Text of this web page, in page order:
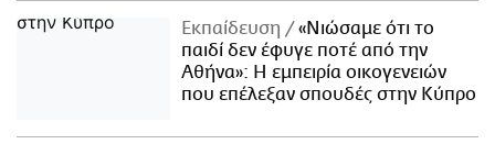
Εκπαίδευση
«Νιώσαμε ότι το
παιδί δεν έφυγε ποτέ από την
Αθήνα»: Η εμπειρία οικογενειών
που επέλεξαν σπουδές στην Κύπρο